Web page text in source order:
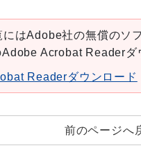
にはAdobe社の無償のソ
Acrobat Readerダ
Readerダウンロード
前のページへ